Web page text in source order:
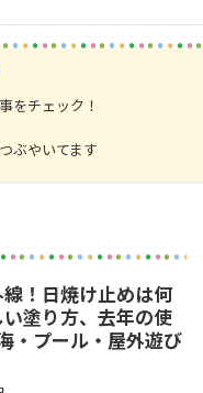
をチェック！
ぶやいてます
！日焼け止めは何
塗り方、去年の使
・プール・屋外遊び